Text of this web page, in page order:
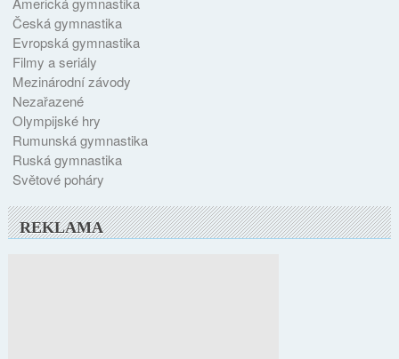
Česká gymnastika
Evropská gymnastika
Filmy a seriály
Mezinárodní závody
Nezařazené
Olympijské hry
Rumunská gymnastika
Ruská gymnastika
Světové poháry
REKLAMA